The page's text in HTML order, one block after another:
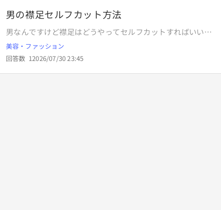
男の襟足セルフカット方法
男なんですけど襟足はどうやってセルフカットすればいいで
すか？あと少しクセがあるんですけどアイロンで伸ばしてか
らの方がいいですか？
美容・ファッション
回答数 12026/07/30 23:45